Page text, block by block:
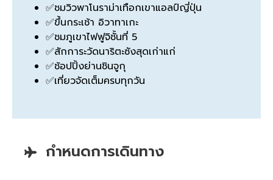
✅ชมวิวพาโนราม่าเทือกเขาแอลป์ญี่ปุ่น
✅ขึ้นกระเช้า อิวาทาเกะ
✅ชมภูเขาไฟฟูจิชั้นที่ 5
✅สักการะวัดนาริตะซังสุดเก่าแก่
✅ช้อปปิ้งย่านชินจูกุ
✅เที่ยวจัดเต็มครบทุกวัน
กำหนดการเดินทาง